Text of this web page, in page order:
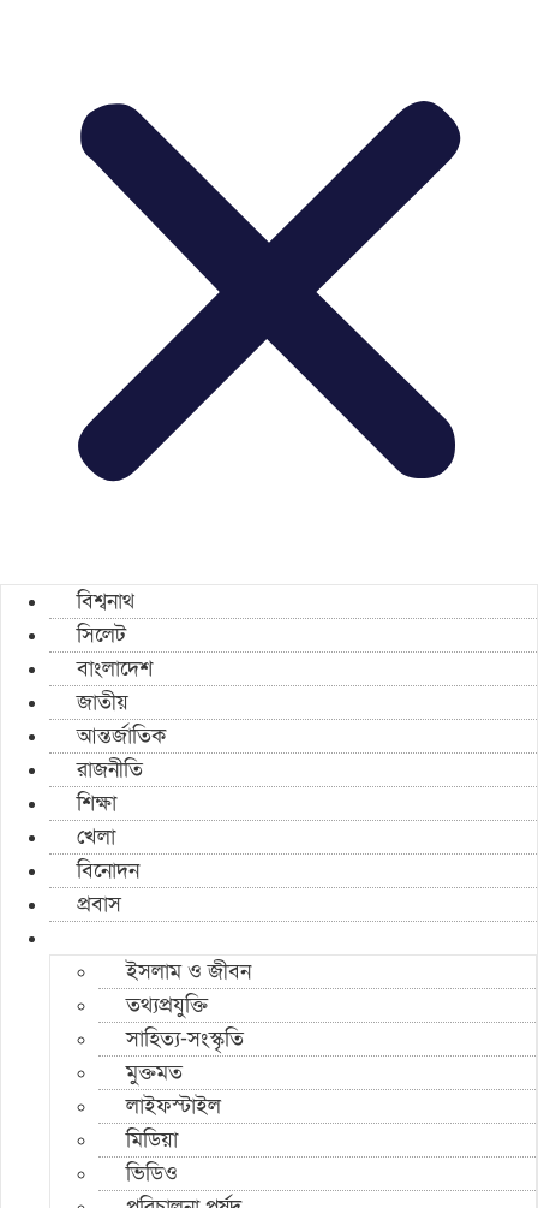
বিশ্বনাথ
সিলেট
বাংলাদেশ
জাতীয়
আন্তর্জাতিক
রাজনীতি
শিক্ষা
খেলা
বিনোদন
প্রবাস
ইসলাম ও জীবন
তথ্যপ্রযুক্তি
সাহিত্য-সংস্কৃতি
মুক্তমত
লাইফস্টাইল
মিডিয়া
ভিডিও